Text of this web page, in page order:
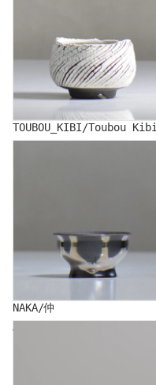
TOUBOU_KIBI/Toubou Kibi
NAKA/仲
AKIHIKO NAKANO